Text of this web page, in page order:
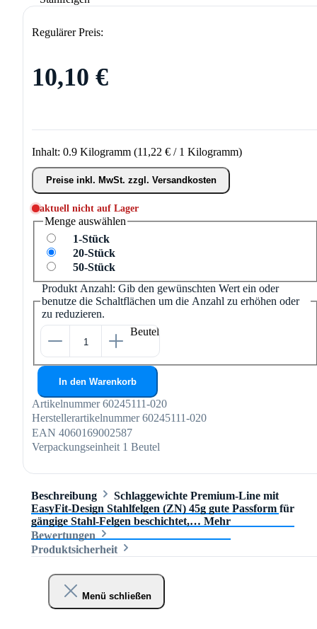
Regulärer Preis:
10,10 €
Inhalt: 0.9 Kilogramm (11,22 € / 1 Kilogramm)
Preise inkl. MwSt. zzgl. Versandkosten
aktuell nicht auf Lager
Menge auswählen
1-Stück
20-Stück
50-Stück
Produkt Anzahl: Gib den gewünschten Wert ein oder
benutze die Schaltflächen um die Anzahl zu erhöhen oder
zu reduzieren.
Beutel
In den Warenkorb
Artikelnummer 60245111-020
Herstellerartikelnummer 60245111-020
EAN 4060169002587
Verpackungseinheit 1 Beutel
Beschreibung
Schlaggewichte Premium-Line mit
EasyFit-Design Stahlfelgen (ZN) 45g gute Passform für
gängige Stahl-Felgen beschichtet,… Mehr
Bewertungen
Produktsicherheit
Menü schließen